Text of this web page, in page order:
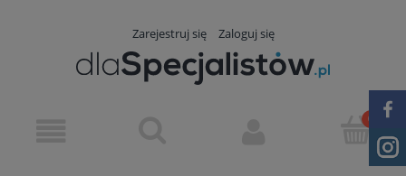
Zarejestruj się Zaloguj się